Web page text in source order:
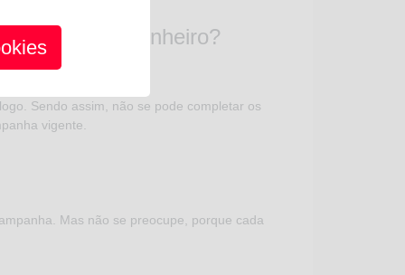
o valor com dinheiro?
Sendo assim, não se pode completar os
vigente.
Mas não se preocupe, porque cada